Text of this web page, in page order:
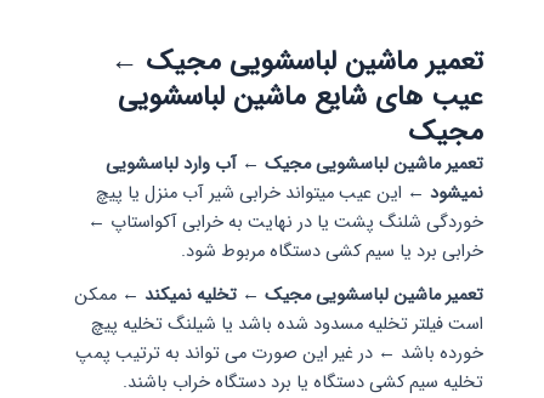
تعمیر ماشین لباسشویی مجیک ←
عیب های شایع ماشین لباسشویی
مجیک
تعمیر ماشین لباسشویی مجیک ← آب وارد لباسشویی
نمیشود ← این عیب میتواند خرابی شیر آب منزل یا پیچ
خوردگی شلنگ پشت یا در نهایت به خرابی آکواستاپ ←
خرابی برد یا سیم کشی دستگاه مربوط شود.
تعمیر ماشین لباسشویی مجیک ← تخلیه نمیکند ← ممکن
است فیلتر تخلیه مسدود شده باشد یا شیلنگ تخلیه پیچ
خورده باشد ← در غیر این صورت می تواند به ترتیب پمپ
تخلیه سیم کشی دستگاه یا برد دستگاه خراب باشند.